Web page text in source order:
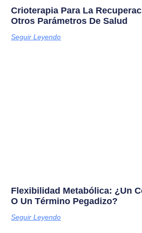
Crioterapia Para La
Otros Parámetros De Salud
Seguir Leyendo
Flexibilidad Metabólica: ¿Un
O Un Término Pegadizo?
Seguir Leyendo